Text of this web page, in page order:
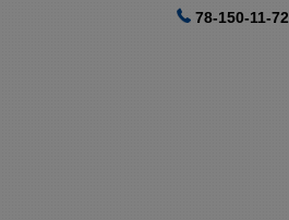
78-150-11-72